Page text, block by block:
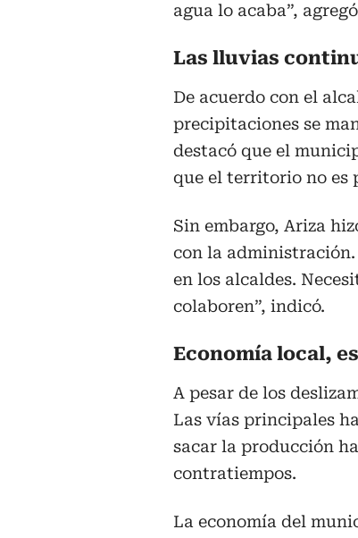
agua lo acaba”,
Las lluvias
De acuerdo con el
precipitaciones se
destacó que el
que el territorio no es
Sin embargo, Ariza
con la
en los alcaldes.
colaboren”, indicó.
Economía local,
A pesar de los
Las vías principales
sacar la producción
contratiempos.
La economía del